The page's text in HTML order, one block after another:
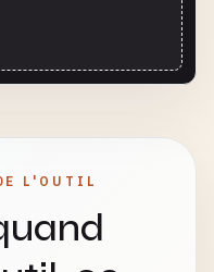
L'OUTIL